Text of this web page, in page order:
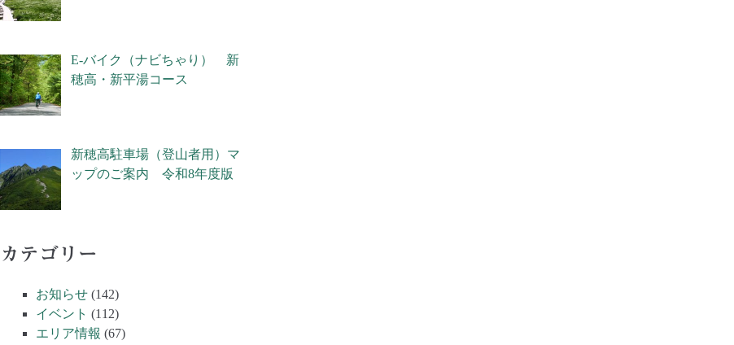
E-バイク（ナビちゃり） 新
穂高・新平湯コース
新穂高駐車場（登山者用）マ
ップのご案内 令和8年度版
カテゴリー
お知らせ (142)
イベント (112)
エリア情報 (67)